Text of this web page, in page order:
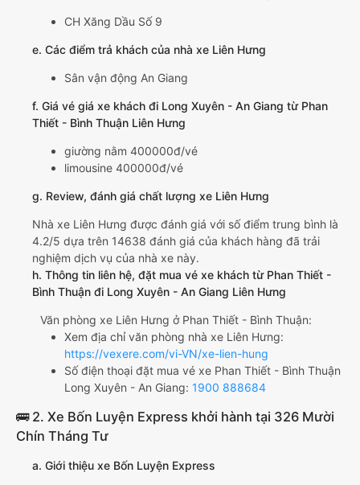
CH Xăng Dầu Số 9
e. Các điểm trả khách của nhà xe Liên Hưng
Sân vận động An Giang
f. Giá vé giá xe khách đi Long Xuyên - An Giang từ Phan
Thiết - Bình Thuận Liên Hưng
giường nằm 400000đ/vé
limousine 400000đ/vé
g. Review, đánh giá chất lượng xe Liên Hưng
Nhà xe Liên Hưng được đánh giá với số điểm trung bình là
4.2/5 dựa trên 14638 đánh giá của khách hàng đã trải
nghiệm dịch vụ của nhà xe này.
h. Thông tin liên hệ, đặt mua vé xe khách từ Phan Thiết -
Bình Thuận đi Long Xuyên - An Giang Liên Hưng
Văn phòng xe Liên Hưng ở Phan Thiết - Bình Thuận:
Xem địa chỉ văn phòng nhà xe Liên Hưng:
https://vexere.com/vi-VN/xe-lien-hung
Số điện thoại đặt mua vé xe Phan Thiết - Bình Thuận
Long Xuyên - An Giang: 1900 888684
🚌 2. Xe Bốn Luyện Express khởi hành tại 326 Mười
Chín Tháng Tư
a. Giới thiệu xe Bốn Luyện Express